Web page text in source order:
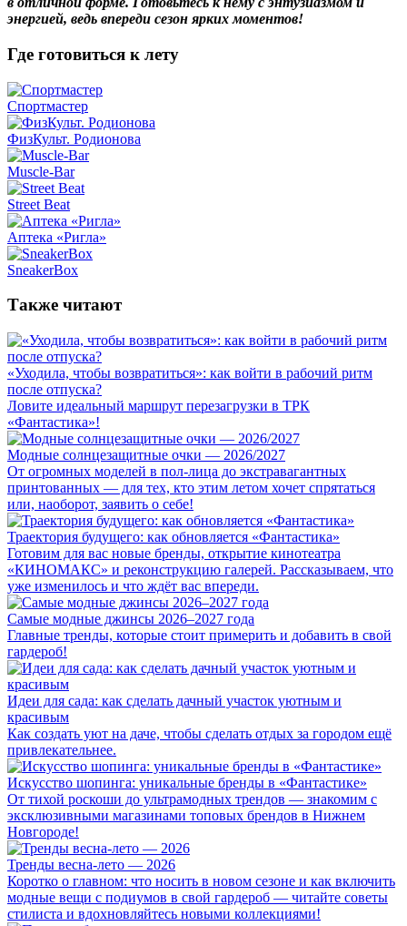
энергией, ведь впереди сезон ярких моментов!
Где готовиться к лету
Спортмастер
ФизКульт. Родионова
Muscle-Bar
Street Beat
Аптека «Ригла»
SneakerBox
Также читают
«Уходила, чтобы возвратиться»: как войти в рабочий ритм
после отпуска?
Ловите идеальный маршрут перезагрузки в ТРК
«Фантастика»!
Модные солнцезащитные очки — 2026/2027
От огромных моделей в пол-лица до экстравагантных
принтованных — для тех, кто этим летом хочет спрятаться
или, наоборот, заявить о себе!
Траектория будущего: как обновляется «Фантастика»
Готовим для вас новые бренды, открытие кинотеатра
«КИНОМАКС» и реконструкцию галерей. Рассказываем, что
уже изменилось и что ждёт вас впереди.
Самые модные джинсы 2026–2027 года
Главные тренды, которые стоит примерить и добавить в свой
гардероб!
Идеи для сада: как сделать дачный участок уютным и
красивым
Как создать уют на даче, чтобы сделать отдых за городом ещё
привлекательнее.
Искусство шопинга: уникальные бренды в «Фантастике»
От тихой роскоши до ультрамодных трендов — знакомим с
эксклюзивными магазинами топовых брендов в Нижнем
Новгороде!
Тренды весна-лето — 2026
Коротко о главном: что носить в новом сезоне и как включить
модные вещи с подиумов в свой гардероб — читайте советы
стилиста и вдохновляйтесь новыми коллекциями!